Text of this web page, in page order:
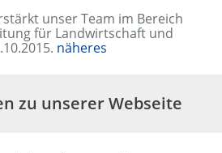
unser Team im Bereich
für Landwirtschaft und
näheres
zu unserer Webseite